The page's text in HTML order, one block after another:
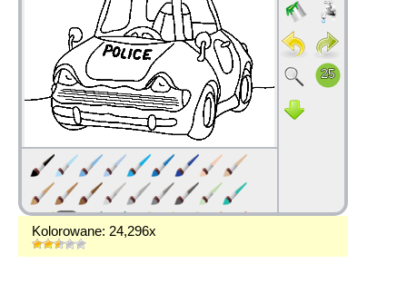
Kolorowane: 24,296x